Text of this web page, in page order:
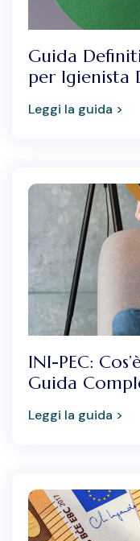
Guida
per Igienista
Leggi la guida >
INI-PEC:
Guida
Leggi la guida >